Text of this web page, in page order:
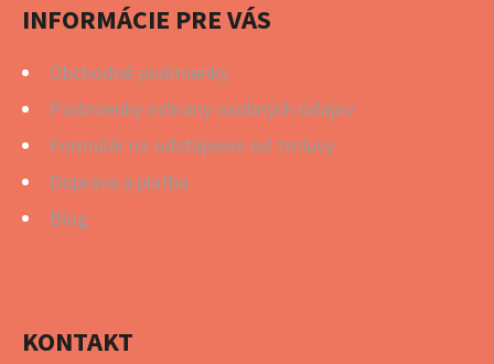
INFORMÁCIE PRE VÁS
Obchodné podmienky
Podmienky ochrany osobných údajov
Formulár na odstúpenie od zmluvy
Doprava a platba
Blog
KONTAKT